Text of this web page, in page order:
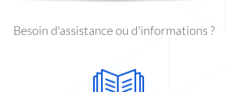
Besoin d'assistance ou d'informations ?